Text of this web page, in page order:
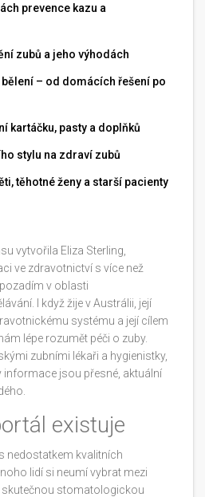
prevence kazu a
zubů a jeho výhodách
– od domácích řešení po
kartáčku, pasty a doplňků
stylu na zdraví zubů
těhotné ženy a starší pacienty
vytvořila Eliza Sterling,
ve zdravotnictví s více než
v oblasti
I když žije v Austrálii, její
systému a její cílem
lépe rozumět péči o zuby.
zubními lékaři a hygienistky,
informace jsou přesné, aktuální
existuje
nedostatkem kvalitních
lidí si neumí vybrat mezi
stomatologickou